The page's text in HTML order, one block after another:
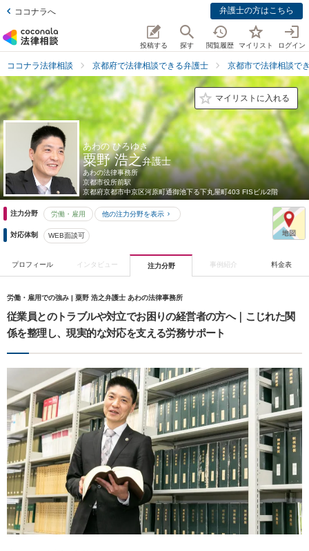
ココナラへ 弁護士の方はこちら
投稿する 探す 閲覧履歴 マイリスト ログイン
ココナラ法律相談 京都府で法律相談できる弁護士 京都市で法律相談で
マイリストに入れる
あわの ひろゆき
粟野 浩之弁護士
あわの法律事務所
京都市役所前駅
京都府京都市中京区河原町通御池下る下丸屋町403 FISビル2階
注力分野 労働・雇用 他の注力分野を表示
対応体制 WEB面談可
プロフィール インタビュー 注力分野 事例紹介 料金表
労働・雇用での強み | 粟野 浩之弁護士 あわの法律事務所
従業員とのトラブルや対立でお困りの経営者の方へ｜こじれた関
係を整理し、現実的な対応を支える労務サポート